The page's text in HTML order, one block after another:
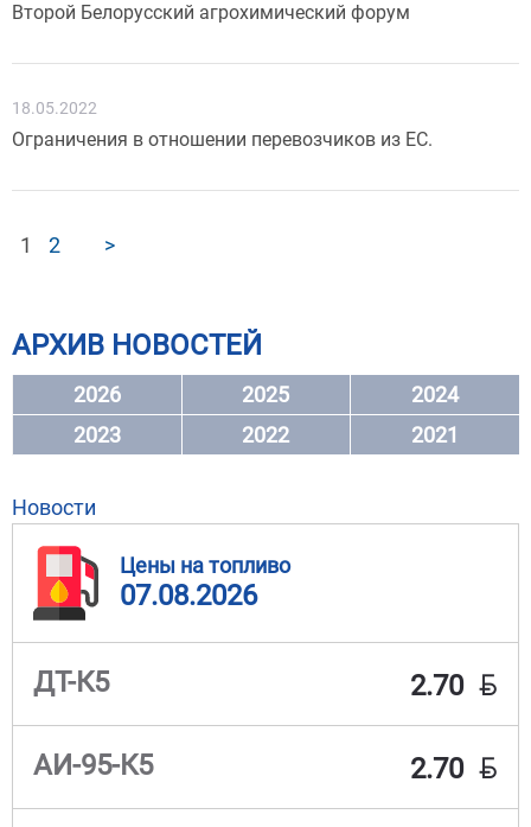
Второй Белорусский агрохимический форум
18.05.2022
Ограничения в отношении перевозчиков из ЕС.
1 2 >
АРХИВ НОВОСТЕЙ
2026 2025
2024
2023
2022 2021
Новости
Цены на топливо
07.08.2026
ДТ-К5 2.70 BYN
АИ-95-К5 2.70 BYN